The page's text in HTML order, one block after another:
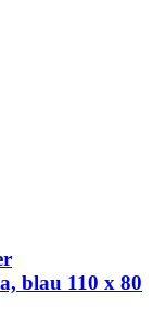
blau 110 x 80